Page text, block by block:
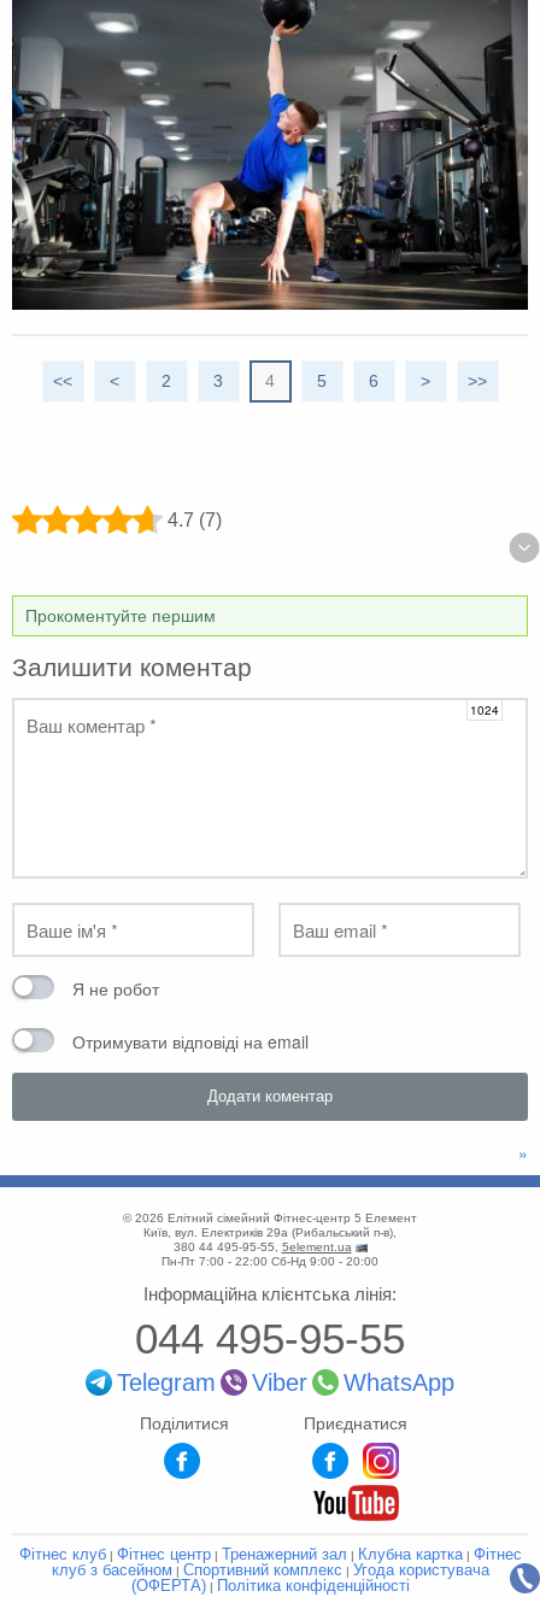
<< < 2 3 4 5 6 > >>
4.7 (7)
Прокоментуйте першим
Залишити коментар
Я не робот
Отримувати відповіді на email
»
© 2026 Елітний сімейний Фітнес-центр 5 Елемент
Київ вул. Електриків 29а (Рибальський п-в),
380 44 495-95-55
5element.ua
Пн-Пт 7:00 - 22:00 Сб-Нд 9:00 - 20:00
Інформаційна клієнтська лінія:
044 495-95-55
Telegram Viber WhatsApp
Поділитися Приєднатися
Фітнес клуб| Фітнес центр| Тренажерний зал | Клубна картка| Фітнес
клуб з басейном | Спортивний комплекс | Угода користувача
(ОФЕРТА)| Політика конфіденційності